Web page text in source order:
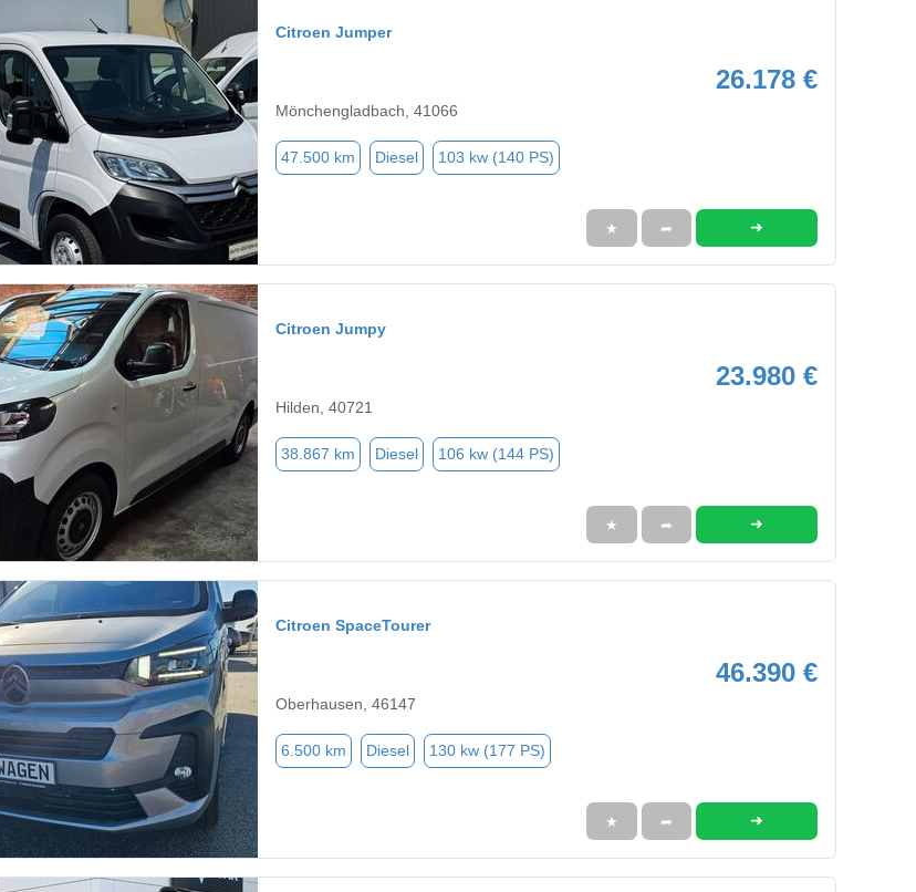
Citroen Jumper
26.178 €
Mönchengladbach, 41066
47.500 km Diesel 103 kw (140 PS)
★ ➦ ➜
Citroen Jumpy
23.980 €
Hilden, 40721
38.867 km Diesel 106 kw (144 PS)
★ ➦ ➜
Citroen SpaceTourer
46.390 €
Oberhausen, 46147
6.500 km Diesel 130 kw (177 PS)
★ ➦ ➜